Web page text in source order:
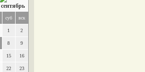
суб вск
1 2
8 9
15 16
22 23